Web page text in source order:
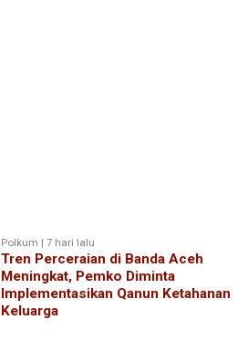
Polkum | 7 hari lalu
Tren Perceraian di Banda Aceh
Meningkat, Pemko Diminta
Implementasikan Qanun Ketahanan
Keluarga